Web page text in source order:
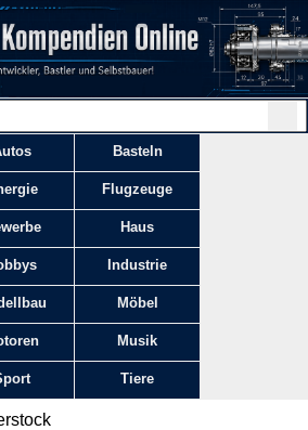
Basteln
Flugzeuge
Haus
Industrie
Möbel
Musik
Tiere